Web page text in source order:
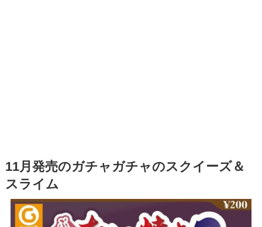
11月発売のガチャガチャのスクイーズ＆
スライム